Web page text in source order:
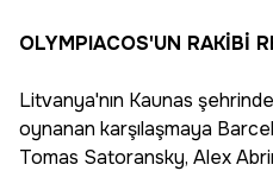
OLYMPIACOS'UN RAKİBİ
Litvanya'nın Kaunas
oynanan karşılaşmaya
Tomas Satoransky, Alex